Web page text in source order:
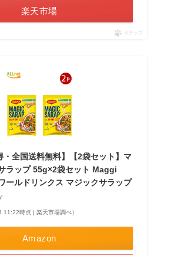
楽天市場
ポチップ
・全国送料無料】【2袋セット】マ
ラップ 55g×2袋セット Maggi
ールドリンクス マジックサラップ
11:22時点 | 楽天市場調べ）
Amazon